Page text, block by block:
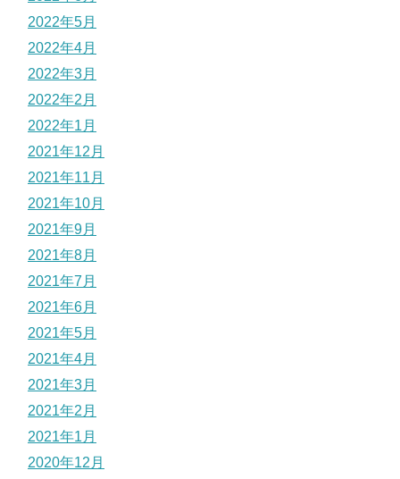
2022年5月
2022年4月
2022年3月
2022年2月
2022年1月
2021年12月
2021年11月
2021年10月
2021年9月
2021年8月
2021年7月
2021年6月
2021年5月
2021年4月
2021年3月
2021年2月
2021年1月
2020年12月